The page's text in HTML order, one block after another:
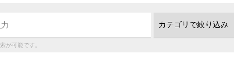
が可能です。